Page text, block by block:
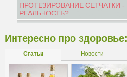
ПРОТЕЗИРОВАНИЕ СЕТЧАТКИ -
РЕАЛЬНОСТЬ?
Интересно про здоровье:
Статьи Новости